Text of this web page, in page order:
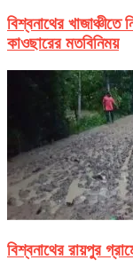
বিশ্বনাথের খাজাঞ্চীতে
কাওছারের মতবিনিময়
বিশ্বনাথের রায়পুর